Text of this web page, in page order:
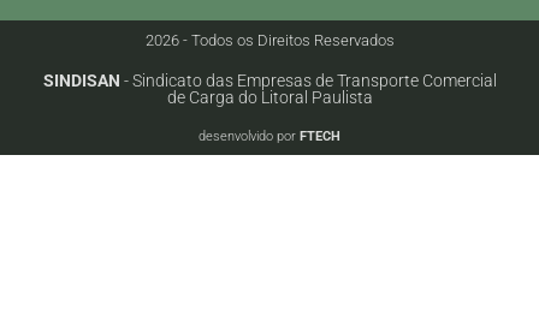
2026 - Todos os Direitos Reservados
SINDISAN - Sindicato das Empresas de Transporte Comercial
de Carga do Litoral Paulista
desenvolvido por FTECH